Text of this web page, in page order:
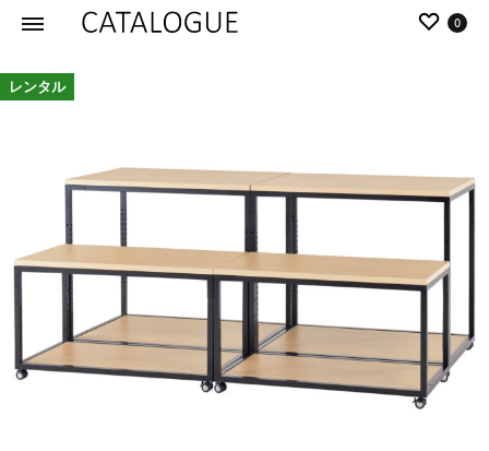
タ
|
ー
ル
イ
デ
ア
ー
デ
の
商
品
を
カ
0
レンタル